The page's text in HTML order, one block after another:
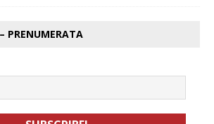
PRENUMERATA